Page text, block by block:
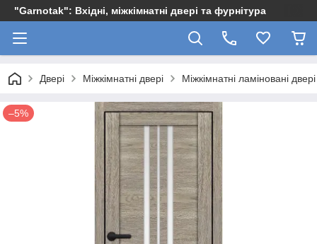
"Garnotak": Вхідні, міжкімнатні двері та фурнітура
Двері Міжкімнатні двері Міжкімнатні ламіновані двері
–5%